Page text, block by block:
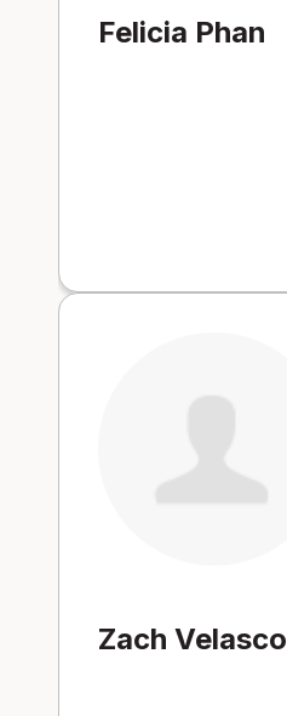
Felicia Phan
Zach Velasco